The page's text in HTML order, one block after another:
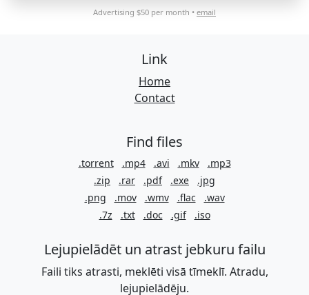
Advertising $50 per month • email
Link
Home
Contact
Find files
.torrent .mp4 .avi .mkv
.mp3
.zip
.rar .pdf .exe
.jpg
.png
.mov .wmv .flac
.wav
.7z
.txt .doc .gif .iso
Lejupielādēt un atrast jebkuru failu
Faili tiks atrasti, meklēti visā tīmeklī. Atradu,
lejupielādēju.